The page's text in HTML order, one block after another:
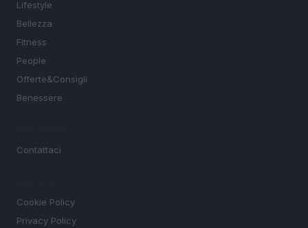
Lifestyle
Bellezza
Fitness
People
Offerte&Consigli
Benessere
Contattaci
Cookie Policy
Privacy Policy